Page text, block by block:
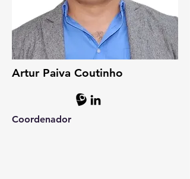
Artur Paiva Coutinho
Coordenador